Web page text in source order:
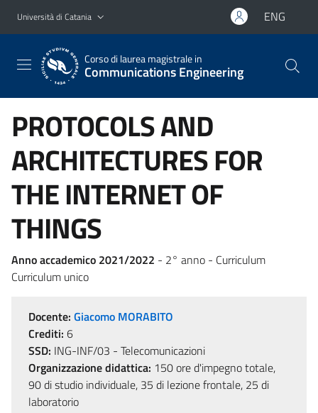
Vai al contenuto principale
Vai al menu di navigazione
Università di Catania ENG
Corso di laurea magistrale in
Communications Engineering
PROTOCOLS AND
ARCHITECTURES FOR
THE INTERNET OF
THINGS
Anno accademico 2021/2022 - 2° anno - Curriculum
Curriculum unico
Docente: Giacomo MORABITO
Crediti: 6
SSD: ING-INF/03 - Telecomunicazioni
Organizzazione didattica: 150 ore d'impegno totale,
90 di studio individuale, 35 di lezione frontale, 25 di
laboratorio